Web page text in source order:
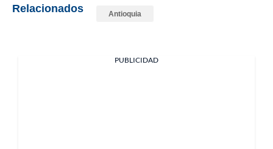
Relacionados Antioquia
PUBLICIDAD